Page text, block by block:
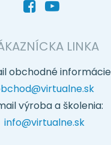
LINKA
obchodné
výroba a školenia:
info@virtualne.sk